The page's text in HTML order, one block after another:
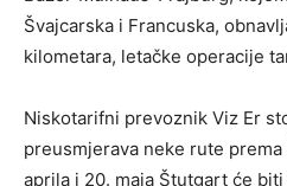
Švajcarska i Francuska,
kilometara, letačke operacije
Niskotarifni prevoznik Viz Er
preusmjerava neke rute
aprila i 20. maja Štutgart će